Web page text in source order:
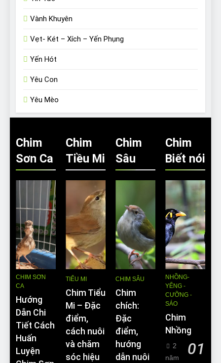
Vành Khuyên
Vẹt- Két – Xích – Yến Phụng
Yến Hót
Yêu Con
Yêu Mèo
Chim
Sơn Ca
CHIM SƠN
CA
Hướng
Dẫn Chi
Tiết Cách
Huấn
Luyện
Chim
Tiều Mi
TIỂU MI
Chim Tiểu
Mi – Đặc
điểm,
cách nuôi
và chăm
sóc hiệu
Chim
Sâu
CHIM SÂU
Chim
chích:
Đặc
điểm,
hướng
dẫn nuôi
Chim
Biết nói
NHỒNG-
YỂNG -
CƯỠNG -
SÁO
Chim
Nhồng
01
2
năm